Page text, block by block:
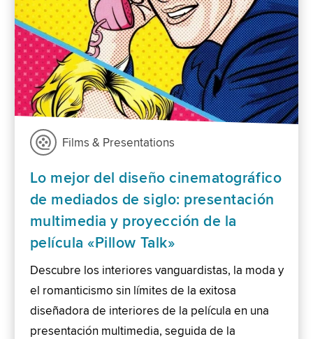
Films & Presentations
Lo mejor del diseño cinematográfico
de mediados de siglo: presentación
multimedia y proyección de la
película «Pillow Talk»
Descubre los interiores vanguardistas, la moda y
el romanticismo sin límites de la exitosa
diseñadora de interiores de la película en una
presentación multimedia, seguida de la